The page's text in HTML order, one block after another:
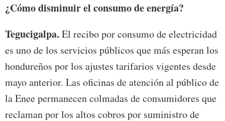
¿Cómo disminuir el consumo de energía?
Tegucigalpa. El recibo por consumo de electricidad
es uno de los servicios públicos que más esperan los
hondureños por los ajustes tarifarios vigentes desde
mayo anterior. Las oficinas de atención al público de
la Enee permanecen colmadas de consumidores que
reclaman por los altos cobros por suministro de